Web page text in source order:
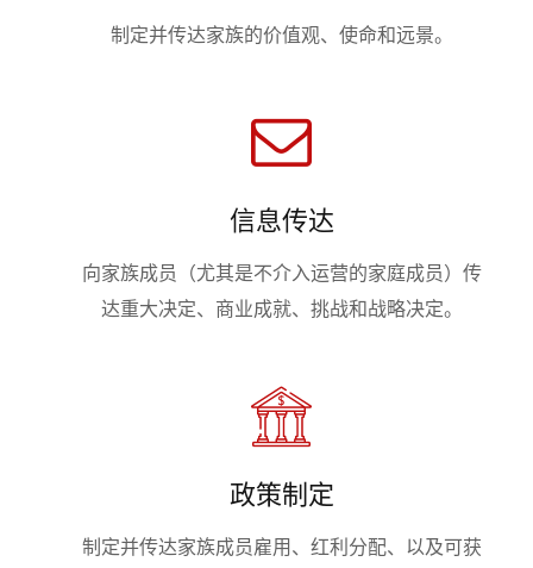
制定并传达家族的价值观、使命和远景。
信息传达
向家族成员（尤其是不介入运营的家庭成员）传
达重大决定、商业成就、挑战和战略决定。
政策制定
制定并传达家族成员雇用、红利分配、以及可获